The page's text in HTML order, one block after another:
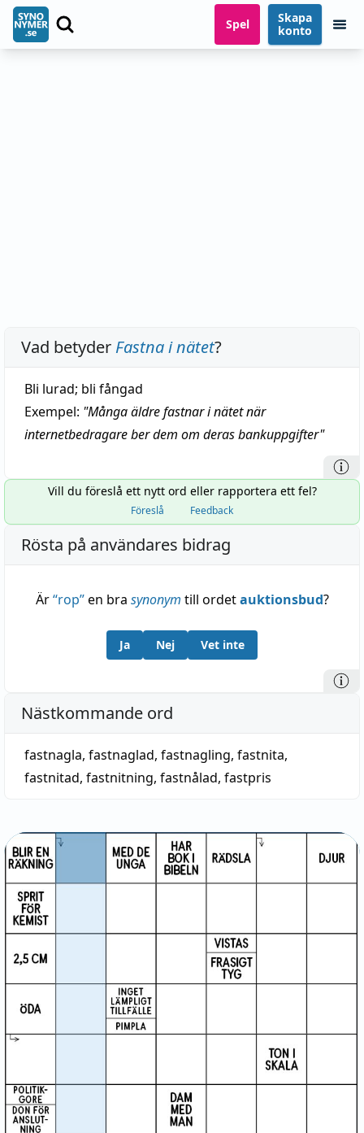
Spel
Skapa
konto
Vad betyder Fastna i nätet?
Bli lurad; bli fångad
Exempel: "Många äldre fastnar i nätet när
internetbedragare ber dem om deras bankuppgifter"
Vill du föreslå ett nytt ord eller rapportera ett fel?
Föreslå Feedback
Rösta på användares bidrag
Är“rop”en bra synonym till ordetauktionsbud?
Ja Nej Vet inte
Nästkommande ord
fastnagla, fastnaglad, fastnagling, fastnita,
fastnitad, fastnitning, fastnålad, fastpris